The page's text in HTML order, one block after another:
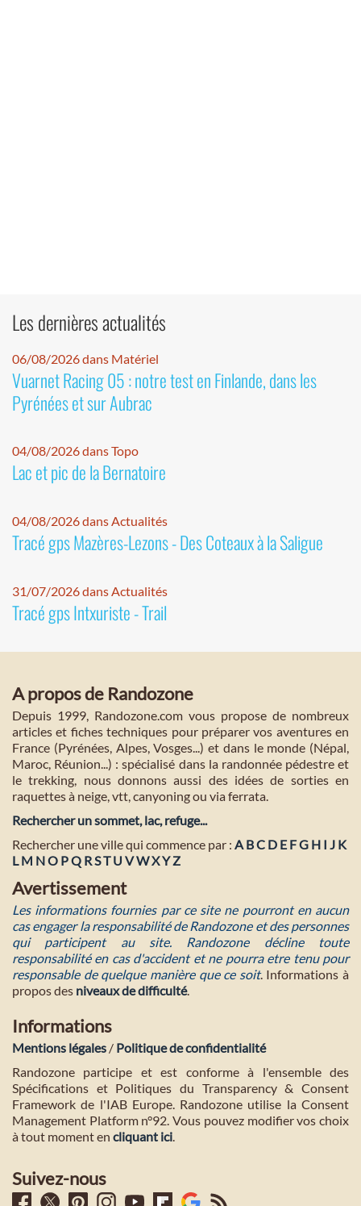
Les dernières actualités
06/08/2026 dans Matériel
Vuarnet Racing 05 : notre test en Finlande, dans les
Pyrénées et sur Aubrac
04/08/2026 dans Topo
Lac et pic de la Bernatoire
04/08/2026 dans Actualités
Tracé gps Mazères-Lezons - Des Coteaux à la Saligue
31/07/2026 dans Actualités
Tracé gps Intxuriste - Trail
A propos de Randozone
Depuis 1999, Randozone.com vous propose de nombreux
articles et fiches techniques pour préparer vos aventures en
France (Pyrénées, Alpes, Vosges...) et dans le monde (Népal,
Maroc, Réunion...) : spécialisé dans la randonnée pédestre et
le trekking, nous donnons aussi des idées de sorties en
raquettes à neige, vtt, canyoning ou via ferrata.
Rechercher un sommet, lac, refuge...
Rechercher une ville qui commence par : A BC D E FG H I J K
L M NO PQ R ST U VWXY Z
Avertissement
Les informations fournies par ce site ne pourront en aucun
cas engager la responsabilité de Randozone et des personnes
qui participent au site. Randozone décline toute
responsabilité en cas d'accident et ne pourra etre tenu pour
responsable de quelque manière que ce soit. Informations à
propos des niveaux de difficulté.
Informations
Mentions légales / Politique de confidentialité
Randozone participe et est conforme à l'ensemble des
Spécifications et Politiques du Transparency & Consent
Framework de l'IAB Europe. Randozone utilise la Consent
Management Platform n°92. Vous pouvez modifier vos choix
à tout moment en cliquant ici
Suivez-nous